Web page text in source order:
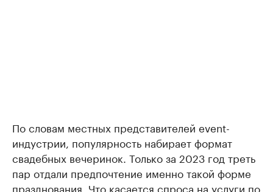
По словам местных представителей event-
индустрии, популярность набирает формат
свадебных вечеринок. Только за 2023 год треть
пар отдали предпочтение именно такой форме
празднования. Что касается спроса на услуги по